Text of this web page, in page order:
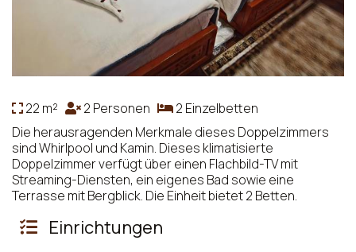
22 m² 2 Personen
2 Einzelbetten
Die herausragenden Merkmale dieses Doppelzimmers
sind Whirlpool und Kamin. Dieses klimatisierte
Doppelzimmer verfügt über einen Flachbild-TV mit
Streaming-Diensten, ein eigenes Bad sowie eine
Terrasse mit Bergblick. Die Einheit bietet 2 Betten.
Einrichtungen